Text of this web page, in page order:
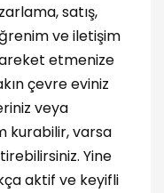
satış,
ve iletişim
etmenize
çevre eviniz
veya
kurabilir, varsa
Yine
aktif ve keyifli